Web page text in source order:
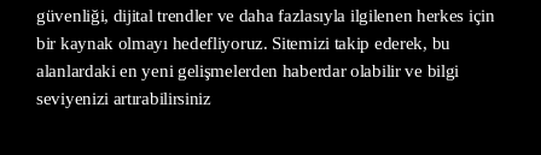
güvenliği, dijital trendler ve daha fazlasıyla ilgilenen herkes için
bir kaynak olmayı hedefliyoruz. Sitemizi takip ederek, bu
alanlardaki en yeni gelişmelerden haberdar olabilir ve bilgi
seviyenizi artırabilirsiniz